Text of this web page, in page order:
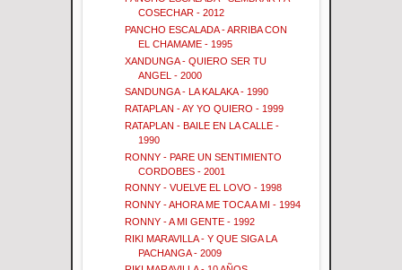
COSECHAR - 2012
PANCHO ESCALADA - ARRIBA CON
EL CHAMAME - 1995
XANDUNGA - QUIERO SER TU
ANGEL - 2000
SANDUNGA - LA KALAKA - 1990
RATAPLAN - AY YO QUIERO - 1999
RATAPLAN - BAILE EN LA CALLE -
1990
RONNY - PARE UN SENTIMIENTO
CORDOBES - 2001
RONNY - VUELVE EL LOVO - 1998
RONNY - AHORA ME TOCA A MI - 1994
RONNY - A MI GENTE - 1992
RIKI MARAVILLA - Y QUE SIGA LA
PACHANGA - 2009